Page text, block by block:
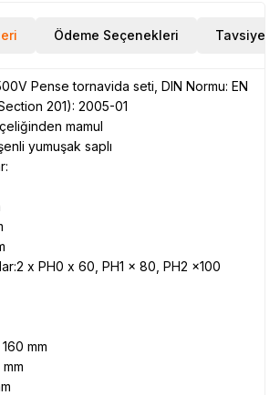
Ödeme Seçenekleri Tavsiye Et
Pense tornavida seti, DIN Normu: EN
201): 2005-01
mamul
yumuşak saplı
x PH0 x 60, PH1 x 80, PH2 x100
mm